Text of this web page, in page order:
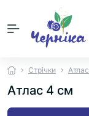
Стрічки Атлас
Атлас 4 см